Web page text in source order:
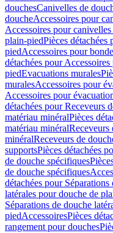
douchesCanivelles de
doucheAccessoires pour
Accessoires pour
plain-piedPièces
piedAccessoires pour
détachées pour
piedEvacuations murales
muralesAccessoires pour
Accessoires pour
détachées pour Receveurs
matériau minéralPièces
matériau minéralReceveurs
minéralReceveurs de
supportsPièces détachées
de douche spécifiques
de douche spécifiques
détachées pour Séparations
latérales pour douche de
Séparations de douche
piedAccessoiresPièces
rangement pour douches